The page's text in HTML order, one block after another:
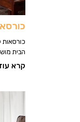
הבית
קרא